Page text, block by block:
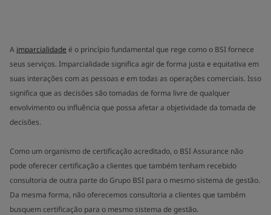
A imparcialidade é o princípio fundamental que rege como o BSI fornece
seus serviços. Imparcialidade significa agir de forma justa e equitativa em
suas interações com as pessoas e em todas as operações comerciais. Isso
significa que as decisões são tomadas de forma livre de qualquer
envolvimento ou influência que possa afetar a objetividade da tomada de
decisões.
Como um organismo de certificação acreditado, o BSI Assurance não
pode oferecer certificação a clientes que também tenham recebido
consultoria de outra parte do Grupo BSI para o mesmo sistema de gestão.
Da mesma forma, não oferecemos consultoria a clientes que também
busquem certificação para o mesmo sistema de gestão.